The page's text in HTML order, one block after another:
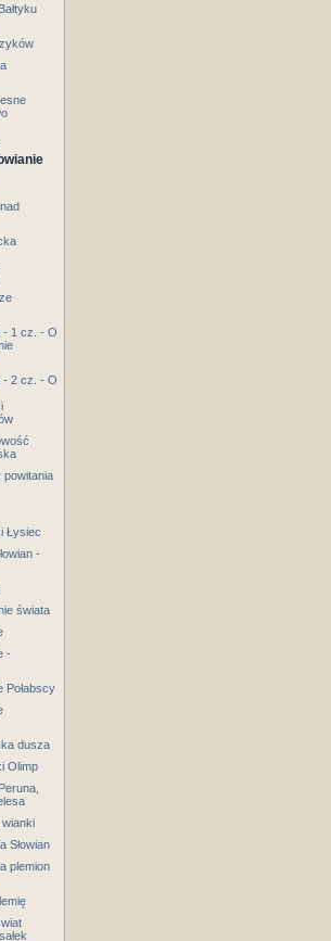
- 1 cz. - O
- 2 cz. - O
powitania
Łysiec
-
świata
-
Połabscy
dusza
Olimp
wianki
Słowian
plemion